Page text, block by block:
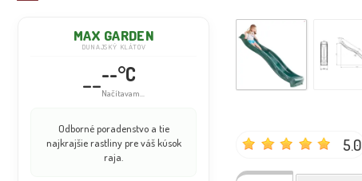
MAX GARDEN
DUNAJSKÝ KLÁTOV
----°C
Načítavam...
Odborné poradenstvo a tie
najkrajšie rastliny pre váš kúsok
raja.
5.0